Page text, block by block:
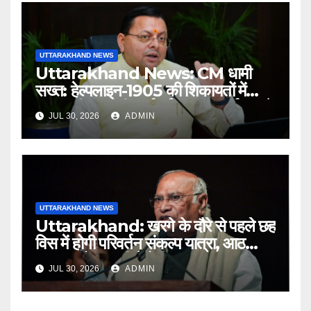
UTTARAKHAND NEWS
Uttarakhand News: CM धामी
सख्त: हेल्पलाइन-1905 की शिकायतों में
लापरवाही पर होगी कार्रवाई, शून्य प्रदर्शन वाले
अधिकारियों को नोटिस…
JUL 30, 2026 ADMIN
UTTARAKHAND NEWS
Uttarakhand: खरगे के दौरे से पहले छह
विस में होगी परिवर्तन संकल्प यात्रा, आठ
अगस्त को हल्द्वानी में रैली
JUL 30, 2026 ADMIN